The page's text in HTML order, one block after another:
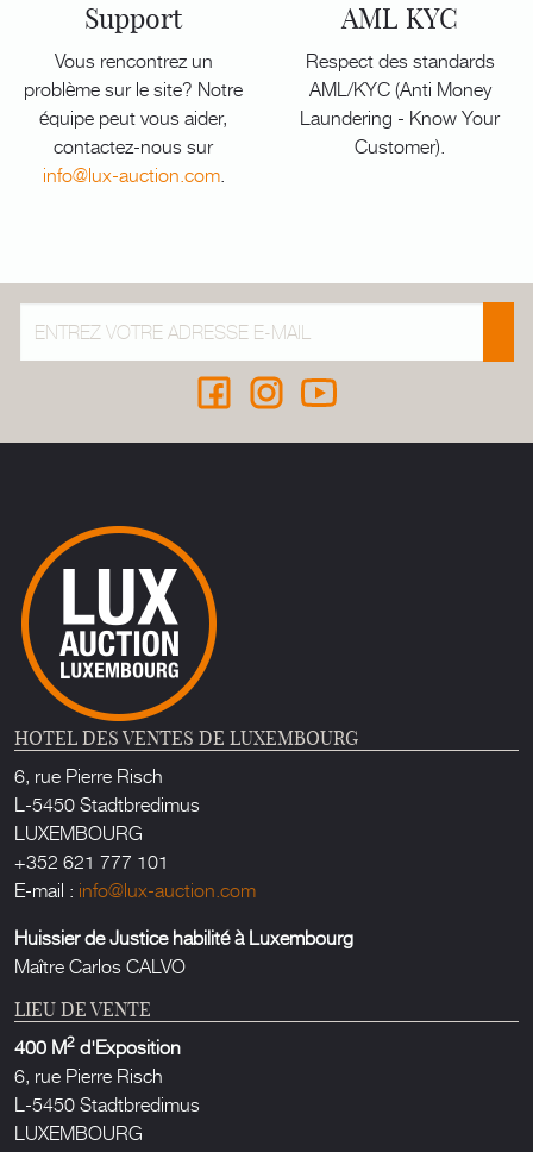
Support
Vous rencontrez un
problème sur le site? Notre
équipe peut vous aider,
contactez-nous sur
info@lux-auction.com.
AML KYC
Respect des standards
AML/KYC (Anti Money
Laundering - Know Your
Customer).
HOTEL DES VENTES DE LUXEMBOURG
6, rue Pierre Risch
L-5450 Stadtbredimus
LUXEMBOURG
+352 621 777 101
E-mail : info@lux-auction.com
Huissier de Justice habilité à Luxembourg
Maître Carlos CALVO
LIEU DE VENTE
400 M2 d'Exposition
6, rue Pierre Risch
L-5450 Stadtbredimus
LUXEMBOURG